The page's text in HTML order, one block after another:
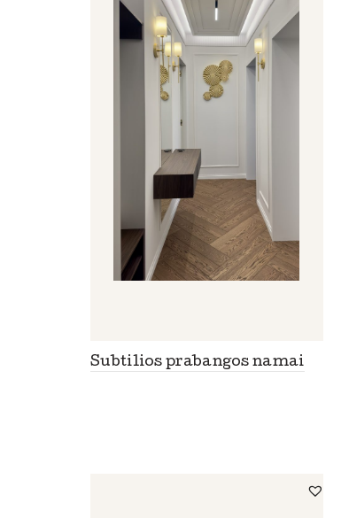
Subtilios prabangos namai